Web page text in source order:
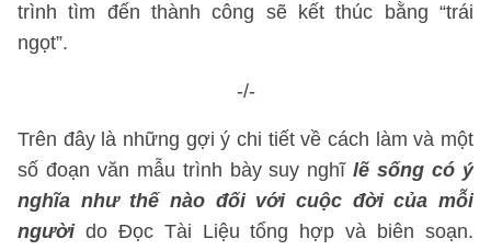
trình tìm đến thành công sẽ kết thúc bằng “trái
ngọt”.
-/-
Trên đây là những gợi ý chi tiết về cách làm và một
số đoạn văn mẫu trình bày suy nghĩlẽ sống có ý
nghĩa như thế nào đối với cuộc đời của mỗi
ngườido Đọc Tài Liệu tổng hợp và biên soạn.